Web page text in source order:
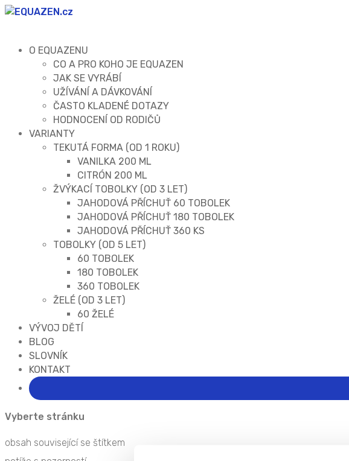
O EQUAZENU
CO A PRO KOHO JE EQUAZEN
JAK SE VYRÁBÍ
UŽÍVÁNÍ A DÁVKOVÁNÍ
ČASTO KLADENÉ DOTAZY
HODNOCENÍ OD RODIČŮ
VARIANTY
TEKUTÁ FORMA (OD 1 ROKU)
VANILKA 200 ML
CITRÓN 200 ML
ŽVÝKACÍ TOBOLKY (OD 3 LET)
JAHODOVÁ PŘÍCHUŤ 60 TOBOLEK
JAHODOVÁ PŘÍCHUŤ 180 TOBOLEK
JAHODOVÁ PŘÍCHUŤ 360 KS
TOBOLKY (OD 5 LET)
60 TOBOLEK
180 TOBOLEK
360 TOBOLEK
ŽELÉ (OD 3 LET)
60 ŽELÉ
VÝVOJ DĚTÍ
BLOG
SLOVNÍK
KONTAKT
Vyberte stránku
obsah související se štítkem